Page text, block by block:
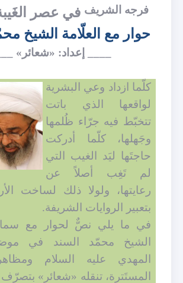
فرجه الشريف في عصر
حوار مع العلّامة الشيخ
____ إعداد: «شعائر»
كلّما ازداد وعي البشرية
لواقعها الذي باتت
تتخبّط فيه جرّاء ظُلمها
وجَهلها، كلّما أدركت
حاجتَها ليَد الغيب التي
لم تَغِب أصلاً عن
رعايتها، ولولا ذلك لساخت
بتعبير الروايات الشريفة.
في ما يلي نصٌّ لحوار مع
الشيخ محمّد السند في
المهدي عليه السلام
المستَترة، تنقله «شعائر»